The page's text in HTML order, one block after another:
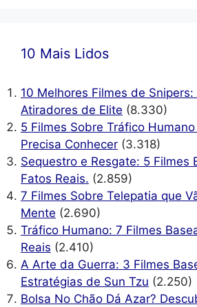
10 Mais Lidos
10 Melhores Filmes de
Atiradores de Elite (8.330)
5 Filmes Sobre Tráfico
Precisa Conhecer (3.318)
Sequestro e Resgate: 5 Filmes
Fatos Reais. (2.859)
7 Filmes Sobre Telepatia que
Mente (2.690)
Tráfico Humano: 7 Filmes
Reais (2.410)
A Arte da Guerra: 3 Filmes
Estratégias de Sun Tzu (2.250)
Bolsa No Chão Dá Azar?